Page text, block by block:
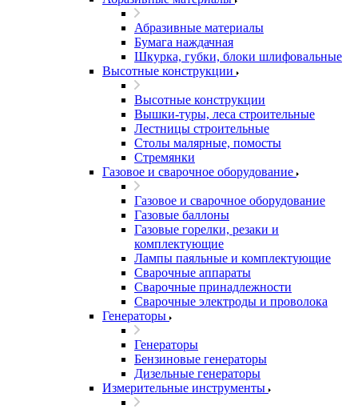
Абразивные материалы
Бумага наждачная
Шкурка, губки, блоки шлифовальные
Высотные конструкции
Высотные конструкции
Вышки-туры, леса строительные
Лестницы строительные
Столы малярные, помосты
Стремянки
Газовое и сварочное оборудование
Газовое и сварочное оборудование
Газовые баллоны
Газовые горелки, резаки и
комплектующие
Лампы паяльные и комплектующие
Сварочные аппараты
Сварочные принадлежности
Сварочные электроды и проволока
Генераторы
Генераторы
Бензиновые генераторы
Дизельные генераторы
Измерительные инструменты